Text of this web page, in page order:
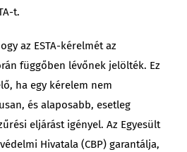
t.
az ESTA-kérelmét az
függőben lévőnek jelölték. Ez
ha egy kérelem nem
és alaposabb, esetleg
eljárást igényel. Az Egyesült
Hivatala (CBP) garantálja,